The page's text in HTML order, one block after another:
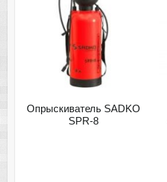
Опрыскиватель SADKO
SPR-8